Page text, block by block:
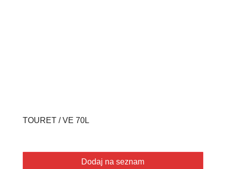
TOURET / VE 70L
Dodaj na seznam